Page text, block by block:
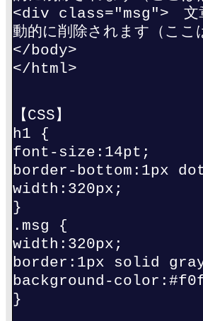
<div class="msg"> 文章
動的に削除されます（こ
</body>
</html>
【CSS】
h1 {
font-size:14pt;
border-bottom:1px
width:320px;
}
.msg {
width:320px;
border:1px solid
background-
}